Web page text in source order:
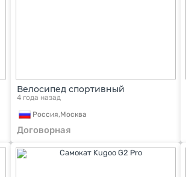
Велосипед спортивный
4 года назад
Россия,Москва
Договорная